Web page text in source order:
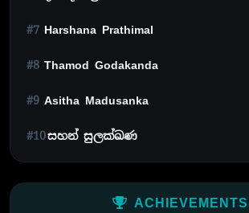
#7 Harshana Prathimal
#8 Thamod Godakanda
#9 Asitha Madusanka
#10සහන් සුලක්ඛණ
ACHIEVEMENTS